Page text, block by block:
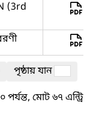
(3rd
পৃষ্ঠায় যান
মোট ৬৭ এন্ট্রি